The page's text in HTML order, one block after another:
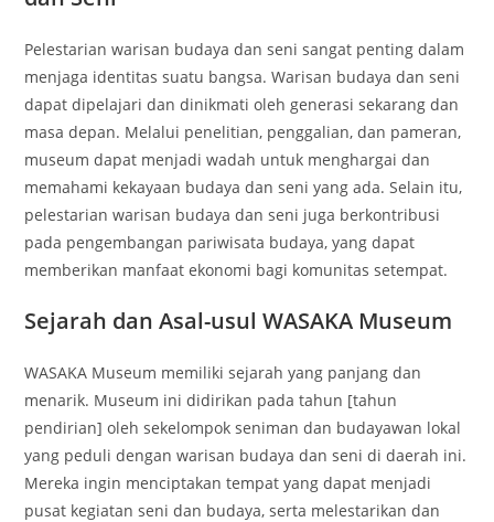
Pelestarian warisan budaya dan seni sangat penting dalam
menjaga identitas suatu bangsa. Warisan budaya dan seni
dapat dipelajari dan dinikmati oleh generasi sekarang dan
masa depan. Melalui penelitian, penggalian, dan pameran,
museum dapat menjadi wadah untuk menghargai dan
memahami kekayaan budaya dan seni yang ada. Selain itu,
pelestarian warisan budaya dan seni juga berkontribusi
pada pengembangan pariwisata budaya, yang dapat
memberikan manfaat ekonomi bagi komunitas setempat.
Sejarah dan Asal-usul WASAKA Museum
WASAKA Museum memiliki sejarah yang panjang dan
menarik. Museum ini didirikan pada tahun [tahun
pendirian] oleh sekelompok seniman dan budayawan lokal
yang peduli dengan warisan budaya dan seni di daerah ini.
Mereka ingin menciptakan tempat yang dapat menjadi
pusat kegiatan seni dan budaya, serta melestarikan dan